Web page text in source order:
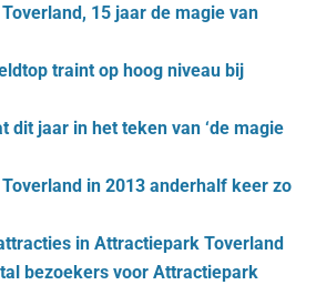
15 jaar de magie van
traint op hoog niveau bij
dit jaar in het teken van ‘de magie
in 2013 anderhalf keer zo
in Attractiepark Toverland
bezoekers voor Attractiepark